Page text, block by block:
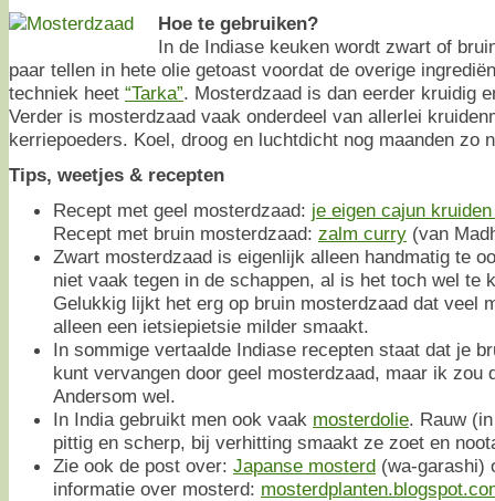
Hoe te gebruiken?
In de Indiase keuken wordt zwart of
paar tellen in hete olie getoast voordat de overige
techniek heet “Tarka”. Mosterdzaad is dan eerder kruidig
Verder is mosterdzaad vaak onderdeel van allerlei
kerriepoeders. Koel, droog en luchtdicht nog maanden zo
Tips, weetjes & recepten
Recept met geel mosterdzaad: je eigen cajun
Recept met bruin mosterdzaad: zalm curry (van
Zwart mosterdzaad is eigenlijk alleen handmatig te
niet vaak tegen in de schappen, al is het toch wel te
Gelukkig lijkt het erg op bruin mosterdzaad dat veel
alleen een ietsiepietsie milder smaakt.
In sommige vertaalde Indiase recepten staat dat je
kunt vervangen door geel mosterdzaad, maar ik zou
Andersom wel.
In India gebruikt men ook vaak mosterdolie. Rauw
pittig en scherp, bij verhitting smaakt ze zoet en
Zie ook de post over: Japanse mosterd (wa-garashi)
informatie over mosterd: